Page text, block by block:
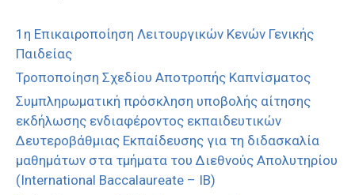
1η Επικαιροποίηση Λειτουργικών Κενών Γενικής
Παιδείας
Τροποποίηση Σχεδίου Αποτροπής Καπνίσματος
Συμπληρωματική πρόσκληση υποβολής αίτησης
εκδήλωσης ενδιαφέροντος εκπαιδευτικών
Δευτεροβάθμιας Εκπαίδευσης για τη διδασκαλία
μαθημάτων στα τμήματα του Διεθνούς Απολυτηρίου
(International Baccalaureate – IB)